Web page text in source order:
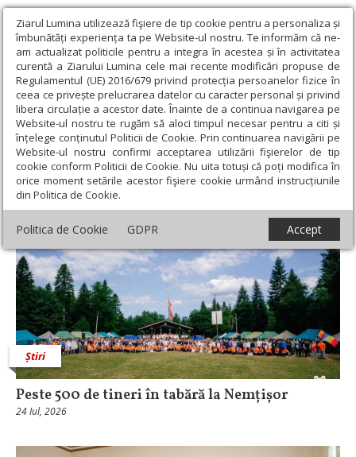
Ziarul Lumina utilizează fişiere de tip cookie pentru a personaliza și
îmbunătăți experiența ta pe Website-ul nostru. Te informăm că ne-
am actualizat politicile pentru a integra în acestea și în activitatea
curentă a Ziarului Lumina cele mai recente modificări propuse de
Regulamentul (UE) 2016/679 privind protecția persoanelor fizice în
ceea ce privește prelucrarea datelor cu caracter personal și privind
libera circulație a acestor date. Înainte de a continua navigarea pe
Website-ul nostru te rugăm să aloci timpul necesar pentru a citi și
înțelege conținutul Politicii de Cookie. Prin continuarea navigării pe
Website-ul nostru confirmi acceptarea utilizării fişierelor de tip
cookie conform Politicii de Cookie. Nu uita totuși că poți modifica în
orice moment setările acestor fişiere cookie urmând instrucțiunile
din Politica de Cookie.
Politica de Cookie GDPR Accept
Ziarul Lumina › Actualitate religioasă › Știri
Știri
Știri
Peste 500 de tineri în tabără la Nemțișor
24 Iul, 2026